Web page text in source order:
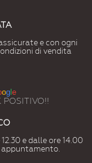
e con ogni
di vendita
ogl e
POSITIVO!!
e dalle ore 14.00